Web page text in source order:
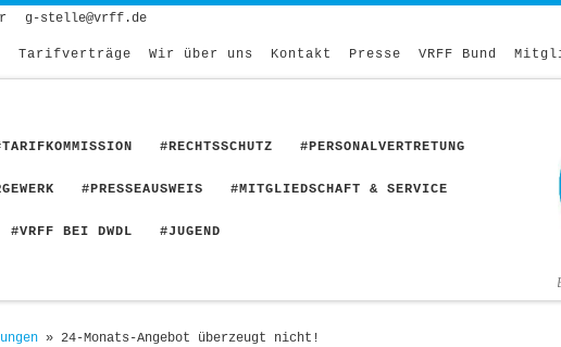
g-stelle@vrff.de
Tarifverträge Wir über uns Kontakt Presse VRFF Bund
#RECHTSSCHUTZ #PERSONALVERTRETUNG
#PRESSEAUSWEIS #MITGLIEDSCHAFT & SERVICE
#VRFF BEI DWDL #JUGEND
» 24-Monats-Angebot überzeugt nicht!